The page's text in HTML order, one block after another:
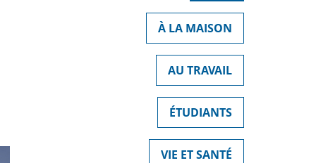
À LA MAISON
AU TRAVAIL
ÉTUDIANTS
VIE ET SANTÉ